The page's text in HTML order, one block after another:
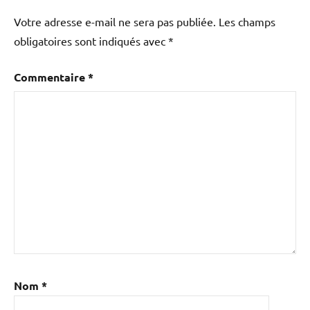
Votre adresse e-mail ne sera pas publiée. Les champs
obligatoires sont indiqués avec *
Commentaire*
Nom *